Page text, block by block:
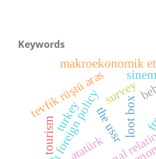
Keywords
loot box
survey
atatürk
tevfik rüştü aras
the ussr
turkey
makroekonomik
tourism